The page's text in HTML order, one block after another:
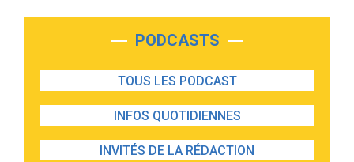
PODCASTS
TOUS LES PODCAST
INFOS QUOTIDIENNES
INVITÉS DE LA RÉDACTION